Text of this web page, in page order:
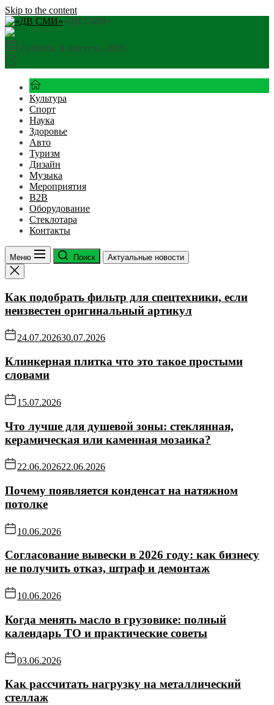
Skip to the content
«ДВ СМИ»
Суббота, 8 Августа, 2026
Культура
Спорт
Наука
Здоровье
Авто
Туризм
Дизайн
Музыка
Мероприятия
B2B
Оборудование
Стеклотара
Контакты
Меню Поиск Актуальные новости
Как подобрать фильтр для спецтехники, если
неизвестен оригинальный артикул
24.07.202630.07.2026
Клинкерная плитка что это такое простыми
словами
15.07.2026
Что лучше для душевой зоны: стеклянная,
керамическая или каменная мозаика?
22.06.202622.06.2026
Почему появляется конденсат на натяжном
потолке
10.06.2026
Согласование вывески в 2026 году: как бизнесу
не получить отказ, штраф и демонтаж
10.06.2026
Когда менять масло в грузовике: полный
календарь ТО и практические советы
03.06.2026
Как рассчитать нагрузку на металлический
стеллаж